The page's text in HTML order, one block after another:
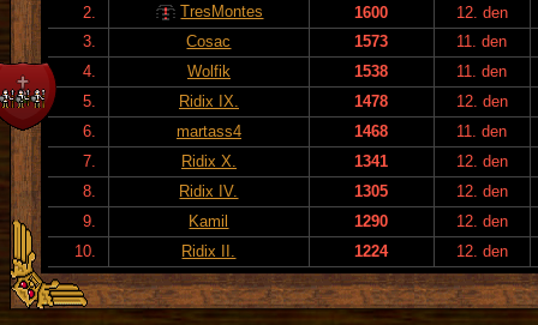
2.
TresMontes 1600
12. den
3.
Cosac 1573
11. den
4.
Wolfik 1538
11. den
5.
Ridix IX. 1478
12. den
6.
martass4 1468
11. den
7.
Ridix X. 1341
12. den
8.
Ridix IV. 1305
12. den
9.
Kamil 1290
12. den
10.
Ridix II. 1224 12. den